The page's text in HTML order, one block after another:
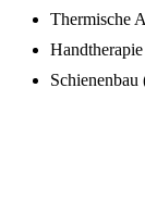
Thermische
Schienenbau